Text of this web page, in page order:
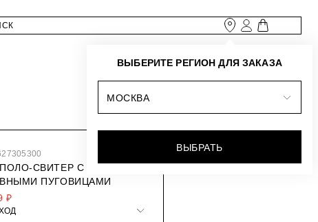
СВИТЕР С
ПУГОВИЦАМИ
₽
ВЫБЕРИТЕ РЕГИОН ДЛЯ ЗАКАЗА
МОСКВА
ВЫБРАТЬ